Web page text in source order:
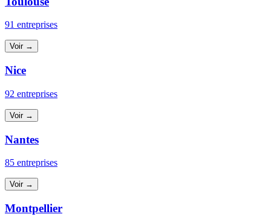
91 entreprises
Voir →
Nice
92 entreprises
Voir →
Nantes
85 entreprises
Voir →
Montpellier